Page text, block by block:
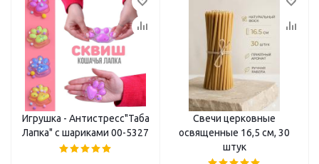
Игрушка - Антистресс"Таба
Лапка" с шариками 00-5327
Свечи церковные
освященные 16,5 см, 30
штук